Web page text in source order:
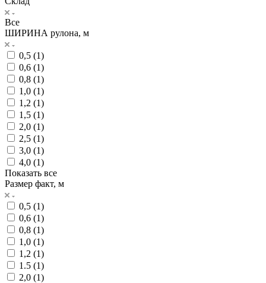
Все
ШИРИНА рулона, м
0,5 (1)
0,6 (1)
0,8 (1)
1,0 (1)
1,2 (1)
1,5 (1)
2,0 (1)
2,5 (1)
3,0 (1)
4,0 (1)
Показать все
Размер факт, м
0,5 (1)
0,6 (1)
0,8 (1)
1,0 (1)
1,2 (1)
1.5 (1)
2,0 (1)